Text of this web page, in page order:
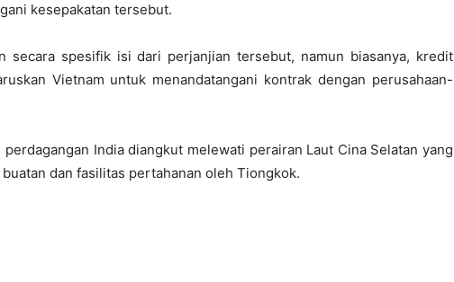
kesepakatan tersebut.
secara spesifik isi dari perjanjian tersebut, namun biasanya, kredit
Vietnam untuk menandatangani kontrak dengan perusahaan-
India diangkut melewati perairan Laut Cina Selatan yang
dan fasilitas pertahanan oleh Tiongkok.